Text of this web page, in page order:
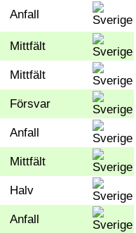
Anfall
Mittfält
Mittfält
Försvar
Anfall
Mittfält
Halv
Anfall